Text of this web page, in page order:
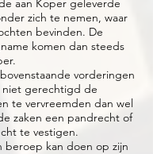
aan Koper geleverde
zich te nemen, waar
bevinden. De
komen dan steeds
vorderingen
niet gerechtigd de
te vervreemden dan wel
zaken een pandrecht of
te vestigen.
beroep kan doen op zijn